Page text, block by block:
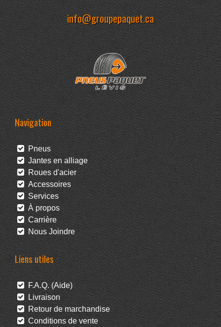
info@groupepaquet.ca
Navigation
Pneus
Jantes en alliage
Roues d'acier
Accessoires
Services
À propos
Carrière
Nous Joindre
Liens utiles
F.A.Q. (Aide)
Livraison
Retour de marchandise
Conditions de vente